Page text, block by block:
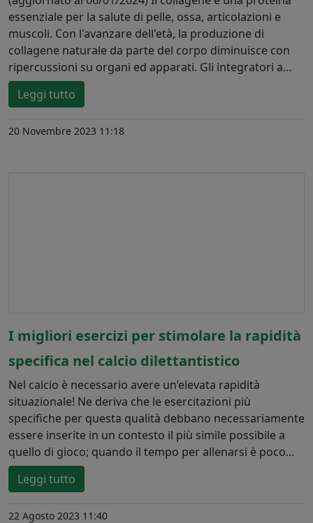
essenziale per la salute di pelle, ossa, articolazioni e
muscoli. Con l'avanzare dell'età, la produzione di
collagene naturale da parte del corpo diminuisce con
ripercussioni su organi ed apparati. Gli integratori a…
Leggi tutto
20 Novembre 2023 11:18
I migliori esercizi per stimolare la rapidità
specifica nel calcio dilettantistico
Nel calcio è necessario avere un’elevata rapidità
situazionale! Ne deriva che le esercitazioni più
specifiche per questa qualità debbano necessariamente
essere inserite in un contesto il più simile possibile a
quello di gioco; quando il tempo per allenarsi è poco…
Leggi tutto
22 Agosto 2023 11:40